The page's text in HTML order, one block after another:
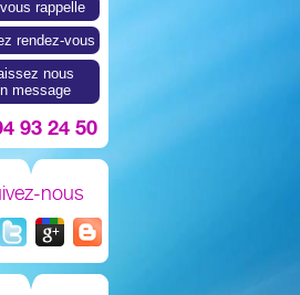
rappelle
rendez-vous
nous
message
93 24 50
nous